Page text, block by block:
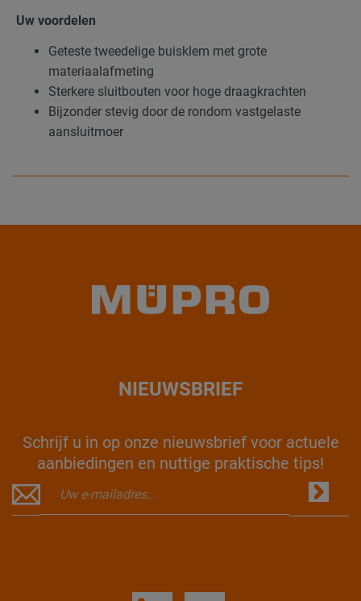
Uw voordelen
Geteste tweedelige buisklem met grote
materiaalafmeting
Sterkere sluitbouten voor hoge draagkrachten
Bijzonder stevig door de rondom vastgelaste
aansluitmoer
NIEUWSBRIEF
Schrijf u in op onze nieuwsbrief voor actuele
aanbiedingen en nuttige praktische tips!